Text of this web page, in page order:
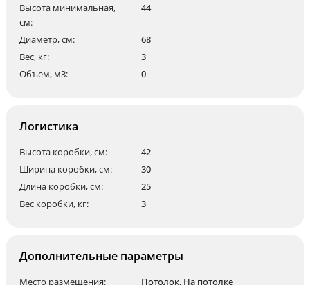
Высота минимальная,
см:
44
Диаметр, см:
68
Вес, кг:
3
Объем, м3:
0
Логистика
Высота коробки, см:
42
Ширина коробки, см:
30
Длина коробки, см:
25
Вес коробки, кг:
3
Дополнительные параметры
Место размещения: Потолок, На потолке